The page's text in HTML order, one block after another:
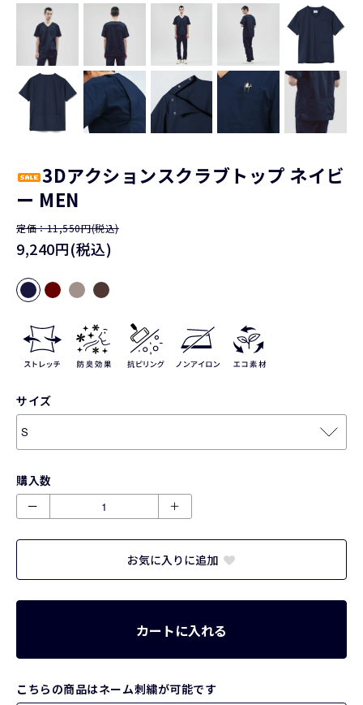
3Dアクションスクラブトップ ネイビ
ー MEN
定価：11,550円(税込)
9,240円(税込)
サイズ
購入数
ー ＋
お気に入りに追加
カートに入れる
こちらの商品はネーム刺繍が可能です